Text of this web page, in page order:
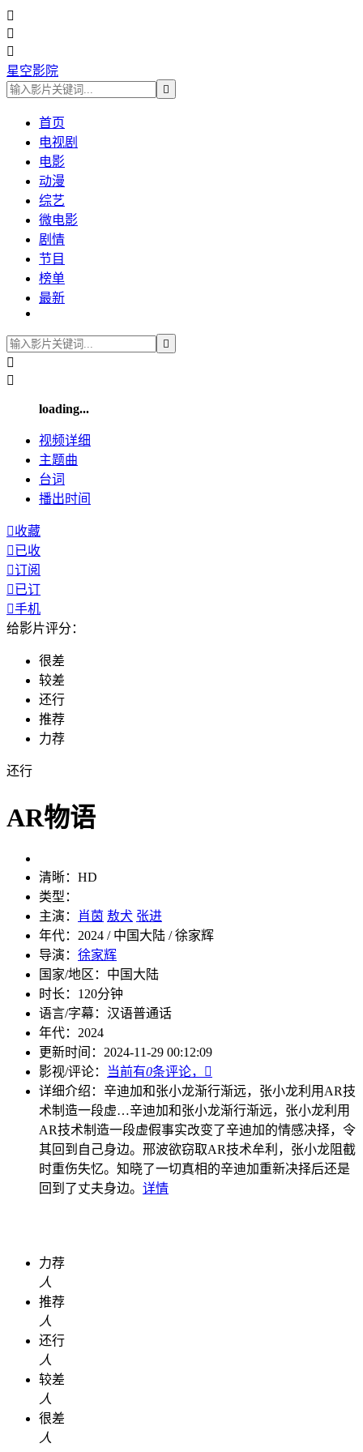



星空影院

首页
电视剧
电影
动漫
综艺
微电影
剧情
节目
榜单
最新



loading...
视频详细
主题曲
台词
播出时间
收藏
已收
订阅
已订
手机
给影片评分：
很差
较差
还行
推荐
力荐
还行
AR物语
清晰： HD
类型：
主演：
肖茵 敖犬 张进
年代： 2024 / 中国大陆 / 徐家辉
导演： 徐家辉
国家/地区： 中国大陆
时长： 120分钟
语言/字幕： 汉语普通话
年代： 2024
更新时间： 2024-11-29 00:12:09
影视/评论：
当前有0条评论，

详细介绍： 辛迪加和张小龙渐行渐远，张小龙利用AR技
术制造一段虚…辛迪加和张小龙渐行渐远，张小龙利用
AR技术制造一段虚假事实改变了辛迪加的情感决择，令
其回到自己身边。邢波欲窃取AR技术牟利，张小龙阻截
时重伤失忆。知晓了一切真相的辛迪加重新决择后还是
回到了丈夫身边。 详情
力荐
人
推荐
人
还行
人
较差
人
很差
人